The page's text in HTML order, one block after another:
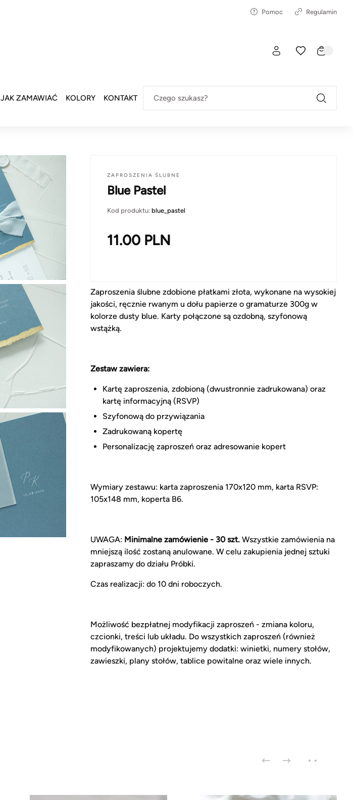
Pomoc Regulamin
JAK ZAMAWIAĆ KOLORY KONTAKT Czego szukasz?
ZAPROSZENIA ŚLUBNE
Blue Pastel
Kod produktu: blue_pastel
11.00 PLN
Zaproszenia ślubne zdobione płatkami złota, wykonane na wysokiej
jakości, ręcznie rwanym u dołu papierze o gramaturze 300g w
kolorze dusty blue. Karty połączone są ozdobną, szyfonową
wstążką.
Zestaw zawiera:
Kartę zaproszenia, zdobioną (dwustronnie zadrukowana) oraz
kartę informacyjną (RSVP)
Szyfonową do przywiązania
Zadrukowaną kopertę
Personalizację zaproszeń oraz adresowanie kopert
Wymiary zestawu: karta zaproszenia 170x120 mm, karta RSVP:
105x148 mm, koperta B6.
UWAGA: Minimalne zamówienie - 30 szt. Wszystkie zamówienia na
mniejszą ilość zostaną anulowane. W celu zakupienia jednej sztuki
zapraszamy do działu Próbki.
Czas realizacji: do 10 dni roboczych.
Możliwość bezpłatnej modyfikacji zaproszeń - zmiana koloru,
czcionki, treści lub układu. Do wszystkich zaproszeń (również
modyfikowanych) projektujemy dodatki: winietki, numery stołów,
zawieszki, plany stołów, tablice powitalne oraz wiele innych.